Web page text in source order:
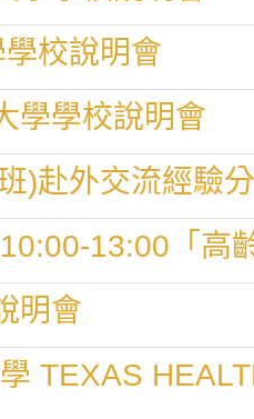
校說明會
學學校說明會
)赴外交流經驗
13:00「高
明會
TEXAS